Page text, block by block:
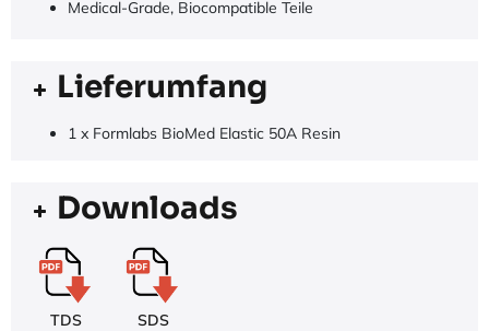
Medical-Grade, Biocompatible Teile
Lieferumfang
1 x Formlabs BioMed Elastic 50A Resin
Downloads
TDS SDS